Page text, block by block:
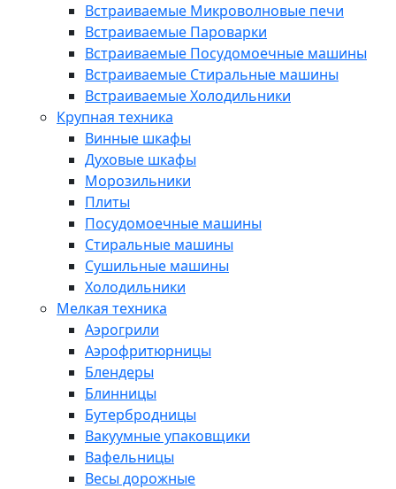
Встраиваемые Микроволновые печи
Встраиваемые Пароварки
Встраиваемые Посудомоечные машины
Встраиваемые Стиральные машины
Встраиваемые Холодильники
Крупная техника
Винные шкафы
Духовые шкафы
Морозильники
Плиты
Посудомоечные машины
Стиральные машины
Сушильные машины
Холодильники
Мелкая техника
Аэрогрили
Аэрофритюрницы
Блендеры
Блинницы
Бутербродницы
Вакуумные упаковщики
Вафельницы
Весы дорожные